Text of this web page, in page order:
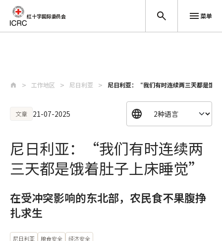
红十字国际委员会 菜单
工作地区 尼日利亚 尼日利亚：“我们有时连续两三天都是饿
文章 21-07-2025
尼日利亚：“我们有时连续两
三天都是饿着肚子上床睡觉”
在受冲突影响的东北部，农民食不果腹挣
扎求生
尼日利亚 粮食安全 经济安全